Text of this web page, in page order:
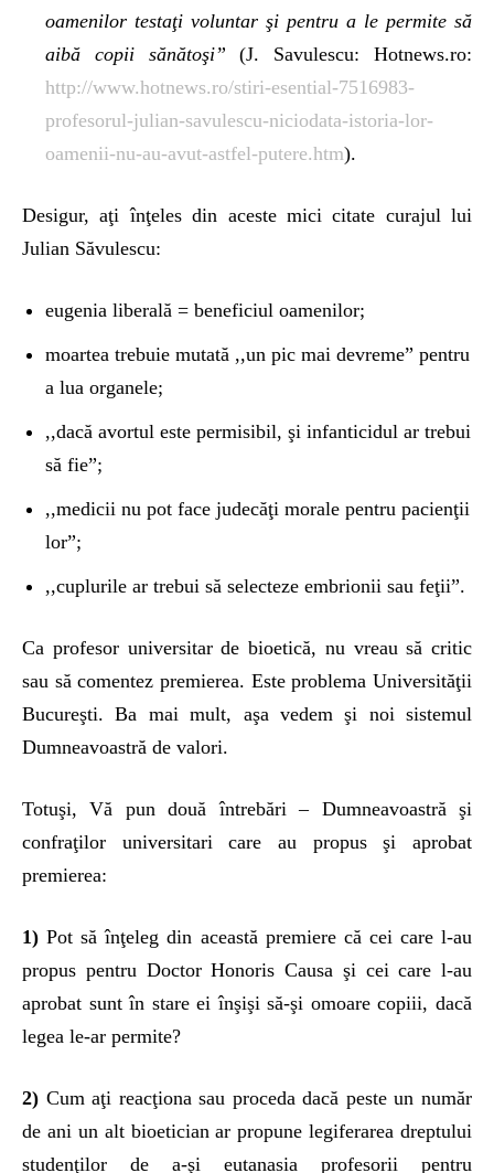
oamenilor testaţi voluntar şi pentru a le permite să
aibă copii sănătoşi” (J. Savulescu: Hotnews.ro:
http://www.hotnews.ro/stiri-esential-7516983-
profesorul-julian-savulescu-niciodata-istoria-lor-
oamenii-nu-au-avut-astfel-putere.htm).
Desigur, aţi înţeles din aceste mici citate curajul lui
Julian Săvulescu:
eugenia liberală = beneficiul oamenilor;
moartea trebuie mutată ,,un pic mai devreme” pentru
a lua organele;
,,dacă avortul este permisibil, şi infanticidul ar trebui
să fie”;
,,medicii nu pot face judecăţi morale pentru pacienţii
lor”;
,,cuplurile ar trebui să selecteze embrionii sau feţii”.
Ca profesor universitar de bioetică, nu vreau să critic
sau să comentez premierea. Este problema Universităţii
Bucureşti. Ba mai mult, aşa vedem şi noi sistemul
Dumneavoastră de valori.
Totuşi, Vă pun două întrebări – Dumneavoastră şi
confraţilor universitari care au propus şi aprobat
premierea:
1) Pot să înţeleg din această premiere că cei care l-au
propus pentru Doctor Honoris Causa şi cei care l-au
aprobat sunt în stare ei înşişi să-şi omoare copiii, dacă
legea le-ar permite?
2) Cum aţi reacţiona sau proceda dacă peste un număr
de ani un alt bioetician ar propune legiferarea dreptului
studenţilor de a-şi eutanasia profesorii pentru